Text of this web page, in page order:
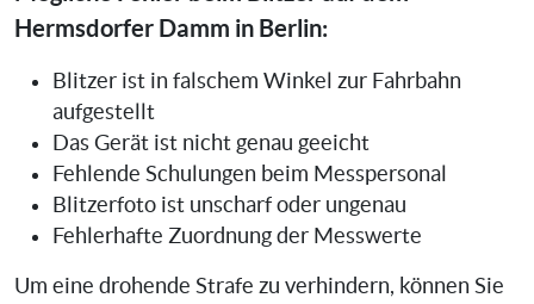
Hermsdorfer Damm in Berlin:
Blitzer ist in falschem Winkel zur Fahrbahn
aufgestellt
Das Gerät ist nicht genau geeicht
Fehlende Schulungen beim Messpersonal
Blitzerfoto ist unscharf oder ungenau
Fehlerhafte Zuordnung der Messwerte
Um eine drohende Strafe zu verhindern, können Sie